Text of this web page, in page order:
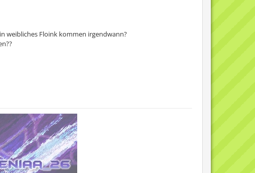
weibliches Floink kommen irgendwann?